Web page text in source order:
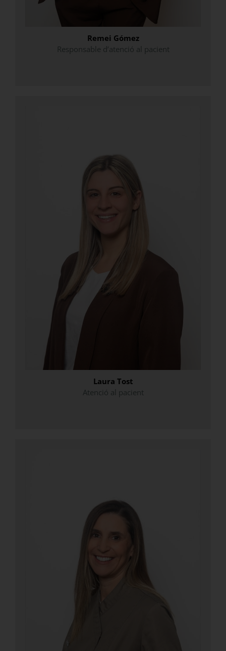
Remei Gómez
Responsable d’atenció al pacient
Laura Tost
Atenció al pacient